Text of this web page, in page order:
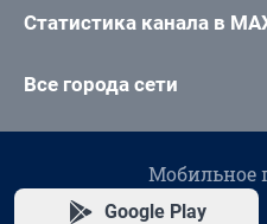
Статистика канала в
Все города сети
Мобильное
Google Play